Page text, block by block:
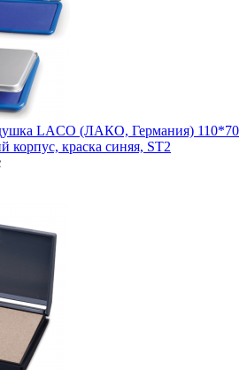
LACO (ЛАКО, Германия) 110*70
корпус, краска синяя, ST2